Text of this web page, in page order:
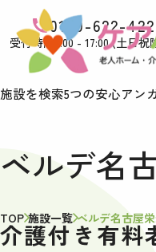
0120-622-422
受付時間9:00 - 17:00 (土日祝
施設を検索5つの安心アン
ベルデ名
TOP 施設一覧 ベルデ名古屋
介護付き有料